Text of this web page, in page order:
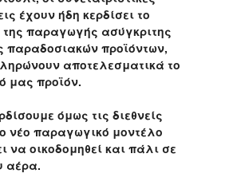
έχουν ήδη κερδίσει το
της παραγωγής ασύγκριτης
παραδοσιακών προϊόντων,
αποτελεσματικά το
μας προϊόν.
όμως τις διεθνείς
νέο παραγωγικό μοντέλο
να οικοδομηθεί και πάλι σε
αέρα.